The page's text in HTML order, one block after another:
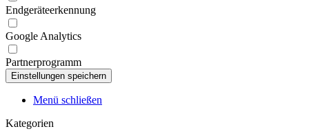
Endgeräteerkennung
Google Analytics
Partnerprogramm
Menü schließen
Kategorien